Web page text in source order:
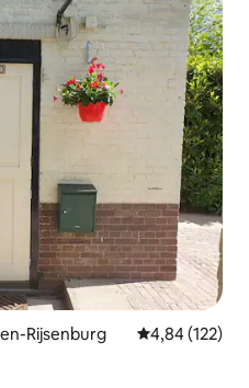
Rijsenburg
4,84 (122)